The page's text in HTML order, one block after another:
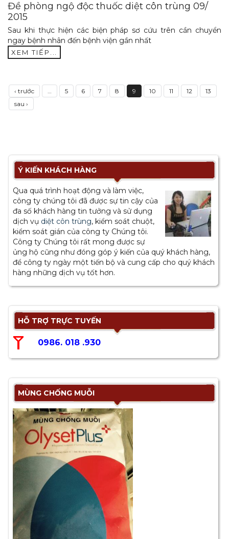
Đề phòng ngộ độc thuốc diệt côn trùng 09/
2015
Sau khi thực hiện các biện pháp sơ cứu trên cần chuyển
ngay bệnh nhân đến bệnh viện gần nhất
XEM TIẾP...
‹ trước … 5 6 7 8 9 10 11 12
13
sau ›
Ý KIẾN KHÁCH HÀNG
Qua quá trình hoạt động và làm việc,
công ty chúng tôi đã được sự tin cậy của
đa số khách hàng tin tưởng và sử dụng
dịch vụ diệt côn trùng, kiểm soát chuột,
kiểm soát gián của công ty Chúng tôi.
Công ty Chúng tôi rất mong được sự
ủng hộ cũng như đóng góp ý kiến của quý khách hàng,
để công ty ngày một tiến bộ và cung cấp cho quý khách
hàng những dịch vụ tốt hơn.
HỖ TRỢ TRỰC TUYẾN
0986. 018 .930
MÙNG CHỐNG MUỖI